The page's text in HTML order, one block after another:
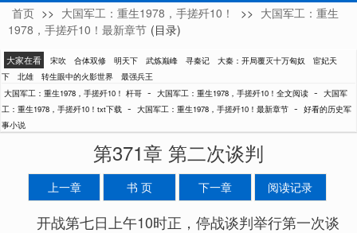
杆哥
首页 >> 大国军工：重生1978，手搓歼10！ >> 大国军工：重生
1978，手搓歼10！最新章节 (目录)
大家在看 宋吹 合体双修 明天下 武炼巅峰 寻秦记 大秦：开局覆灭十万匈奴
宦妃天
下
北雄 转生眼中的火影世界
最强兵王
大国军工：重生1978，手搓歼10！ 杆哥 - 大国军工：重生1978，手搓歼10！全文阅读 - 大国军
工：重生1978，手搓歼10！txt下载 - 大国军工：重生1978，手搓歼10！最新章节 - 好看的历史军
事小说
第371章 第二次谈判
上一章 书 页 下一章 阅读记录
开战第七日上午10时正，停战谈判举行第一次谈